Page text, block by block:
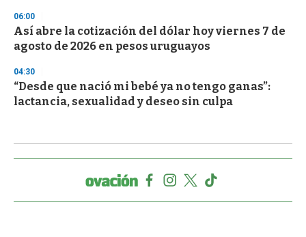
06:00
Así abre la cotización del dólar hoy viernes 7 de
agosto de 2026 en pesos uruguayos
04:30
“Desde que nació mi bebé ya no tengo ganas”:
lactancia, sexualidad y deseo sin culpa